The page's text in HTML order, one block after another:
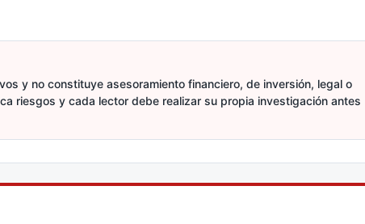
y no constituye asesoramiento financiero, de inversión, legal o
riesgos y cada lector debe realizar su propia investigación antes